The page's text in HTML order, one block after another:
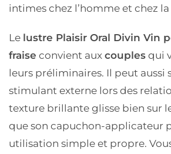
intimes chez l’homme et chez
Le lustre Plaisir Oral Divin Vin
fraise convient aux couples qui
leurs préliminaires. Il peut aussi
stimulant externe lors des
texture brillante glisse bien sur
que son capuchon-applicateur
utilisation simple et propre.